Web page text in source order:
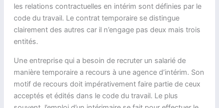
les relations contractuelles en intérim sont définies par le
code du travail. Le contrat temporaire se distingue
clairement des autres car il n’engage pas deux mais trois
entités.
Une entreprise qui a besoin de recruter un salarié de
manière temporaire a recours à une agence d’intérim. Son
motif de recours doit impérativement faire partie de ceux
acceptés et édités dans le code du travail. Le plus